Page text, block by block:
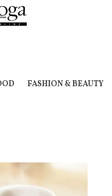
FASHION & BEAUTY